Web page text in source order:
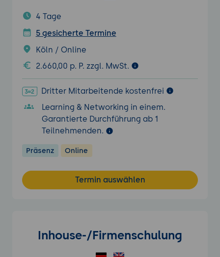
4 Tage
5 gesicherte Termine
Köln / Online
2.660,00 p. P. zzgl. MwSt.
Dritter Mitarbeitende kostenfrei
Learning & Networking in einem.
Garantierte Durchführung ab 1
Teilnehmenden.
Präsenz Online
Termin auswählen
Inhouse-/Firmenschulung